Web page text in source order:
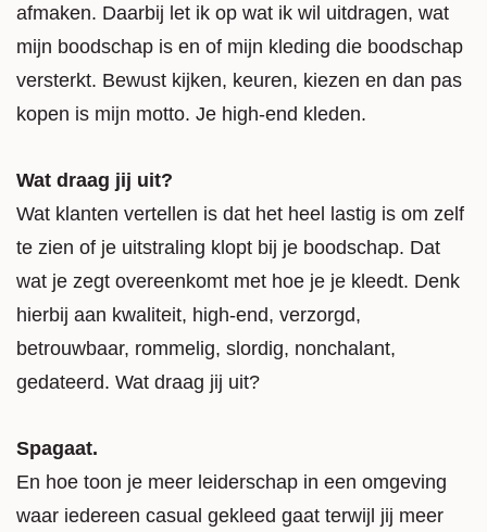
afmaken. Daarbij let ik op wat ik wil uitdragen, wat
mijn boodschap is en of mijn kleding die boodschap
versterkt. Bewust kijken, keuren, kiezen en dan pas
kopen is mijn motto. Je high-end kleden.
Wat draag jij uit?
Wat klanten vertellen is dat het heel lastig is om zelf
te zien of je uitstraling klopt bij je boodschap. Dat
wat je zegt overeenkomt met hoe je je kleedt. Denk
hierbij aan kwaliteit, high-end, verzorgd,
betrouwbaar, rommelig, slordig, nonchalant,
gedateerd. Wat draag jij uit?
Spagaat.
En hoe toon je meer leiderschap in een omgeving
waar iedereen casual gekleed gaat terwijl jij meer